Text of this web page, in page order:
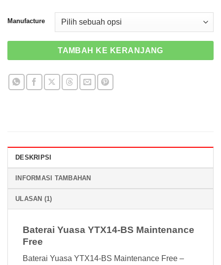
Manufacture
TAMBAH KE KERANJANG
DESKRIPSI
INFORMASI TAMBAHAN
ULASAN (1)
Baterai Yuasa YTX14-BS Maintenance
Free
Baterai Yuasa YTX14-BS Maintenance Free –